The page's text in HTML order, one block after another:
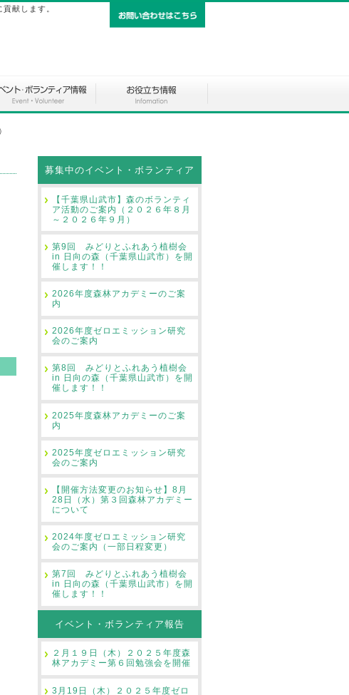
献します。
募集中のイベント・ボランティア
【千葉県山武市】森のボランティ
ア活動のご案内（２０２６年８月
～２０２６年９月）
第9回 みどりとふれあう植樹会
in 日向の森（千葉県山武市）を開
催します！！
2026年度森林アカデミーのご案
内
2026年度ゼロエミッション研究
会のご案内
第8回 みどりとふれあう植樹会
in 日向の森（千葉県山武市）を開
催します！！
2025年度森林アカデミーのご案
内
2025年度ゼロエミッション研究
会のご案内
【開催方法変更のお知らせ】8月
28日（水）第３回森林アカデミー
について
2024年度ゼロエミッション研究
会のご案内（一部日程変更）
第7回 みどりとふれあう植樹会
in 日向の森（千葉県山武市）を開
催します！！
イベント・ボランティア報告
２月１９日（木）２０２５年度森
林アカデミー第６回勉強会を開催
3月19日（木）２０２５年度ゼロ